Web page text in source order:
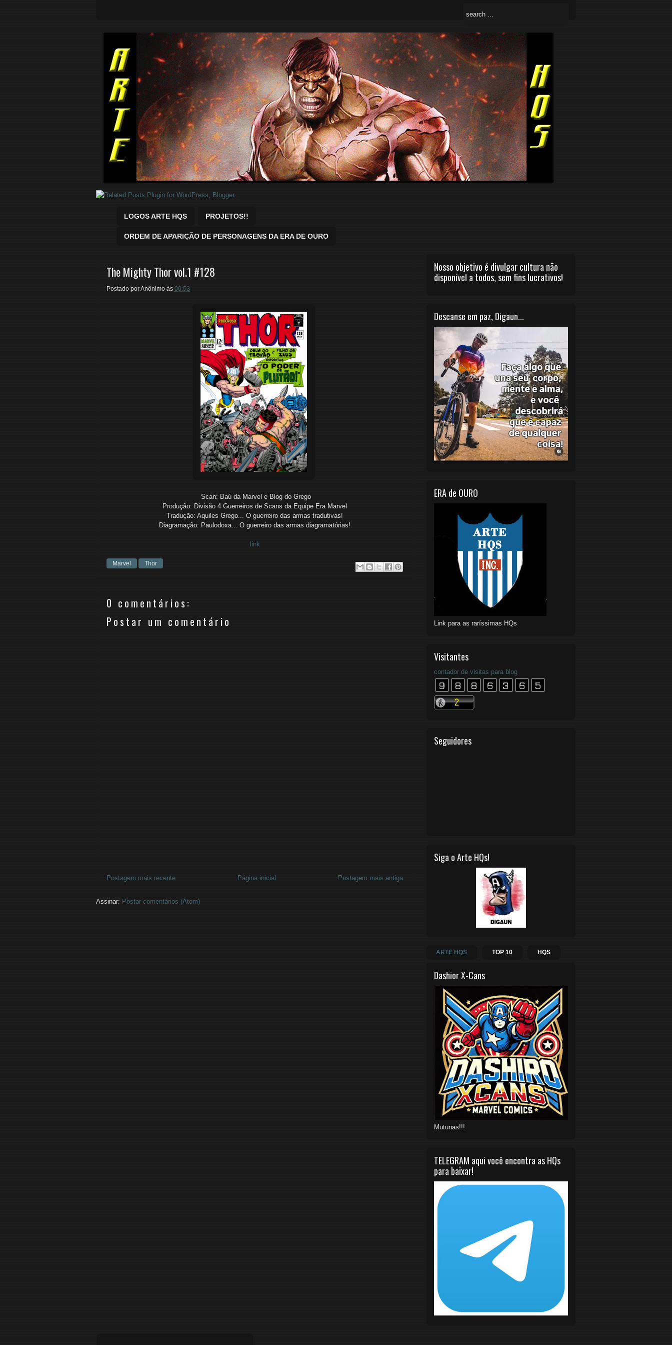
Quadrinhos Marvel e DC para baixar.
LOGOS ARTE HQS PROJETOS!!
ORDEM DE APARIÇÃO DE PERSONAGENS DA ERA DE OURO
The Mighty Thor vol.1 #128
Postado porAnônimo às 00:53
Scan: Baú da Marvel e Blog do Grego
Produção: Divisão 4 Guerreiros de Scans da Equipe Era Marvel
Tradução: Aquiles Grego... O guerreiro das armas tradutivas!
Diagramação: Paulodoxa... O guerreiro das armas diagramatórias!
link
Marvel Thor
0 comentários:
Postar um comentário
Postagem mais recente Postagem mais antiga
Página inicial
Assinar: Postar comentários (Atom)
Nosso objetivo é divulgar cultura não
disponível a todos, sem fins lucrativos!
Descanse em paz, Digaun...
ERA de OURO
Link para as raríssimas HQs
Visitantes
contador de visitas para blog
Seguidores
Siga o Arte HQs!
ARTE HQS TOP 10 HQS
Dashior X-Cans
Mutunas!!!
TELEGRAM aqui você encontra as HQs
para baixar!